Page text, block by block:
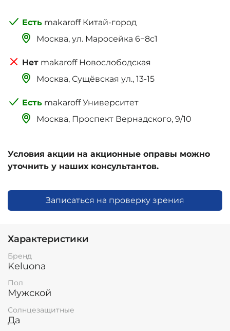
makaroff Китай-город
Москва, ‌‌‌‌ул. Маросейка 6−8с1
makaroff Новослободская
Москва, Сущёвская ул., 13-15
makaroff Университет
Москва, Проспект Вернадского, 9/10
Условия акции на акционные оправы можно
уточнить у наших консультантов.
Записаться на проверку зрения
Характеристики
Бренд
Keluona
Пол
Мужской
Солнцезащитные
Да